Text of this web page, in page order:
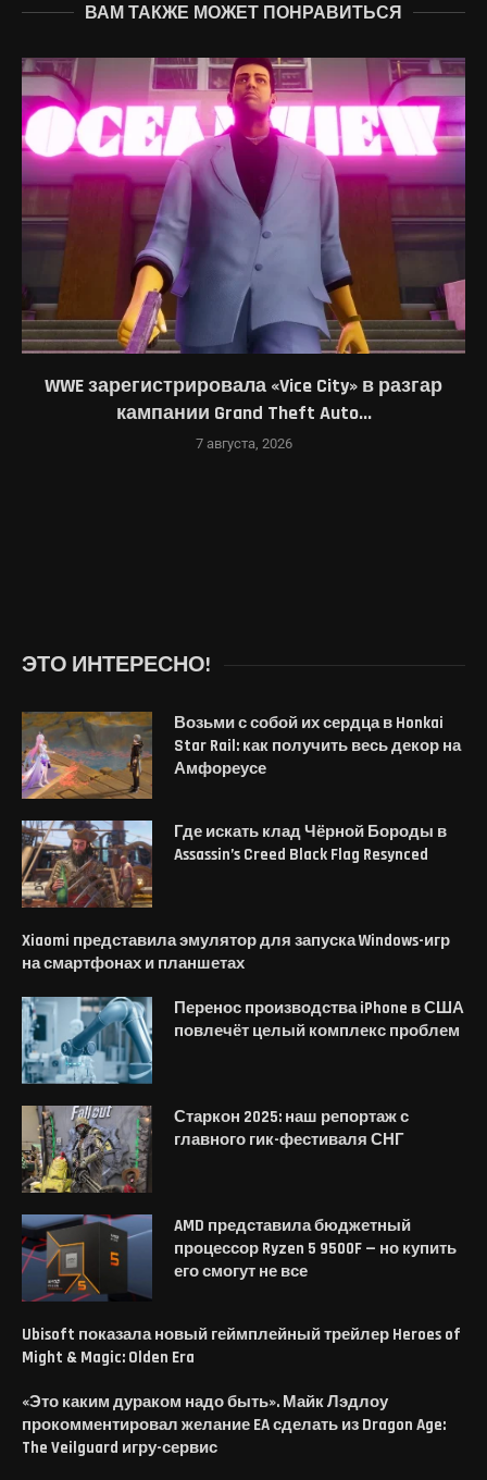
ВАМ ТАКЖЕ МОЖЕТ ПОНРАВИТЬСЯ
WWE зарегистрировала «Vice City» в разгар
кампании Grand Theft Auto...
7 августа, 2026
ЭТО ИНТЕРЕСНО!
Возьми с собой их сердца в Honkai
Star Rail: как получить весь декор на
Амфореусе
Где искать клад Чёрной Бороды в
Assassin’s Creed Black Flag Resynced
Xiaomi представила эмулятор для запуска Windows-игр
на смартфонах и планшетах
Перенос производства iPhone в США
повлечёт целый комплекс проблем
Старкон 2025: наш репортаж с
главного гик-фестиваля СНГ
AMD представила бюджетный
процессор Ryzen 5 9500F — но купить
его смогут не все
Ubisoft показала новый геймплейный трейлер Heroes of
Might & Magic: Olden Era
«Это каким дураком надо быть». Майк Лэдлоу
прокомментировал желание EA сделать из Dragon Age:
The Veilguard игру-сервис